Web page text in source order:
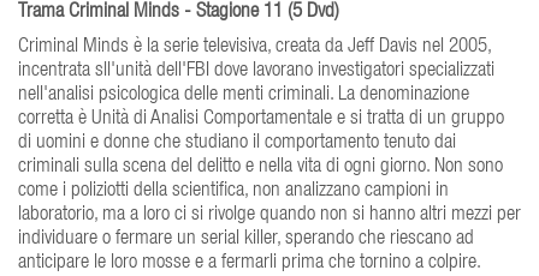
Trama Criminal Minds - Stagione 11 (5 Dvd)
Criminal Minds è la serie televisiva, creata da Jeff Davis nel 2005,
incentrata sll'unità dell'FBI dove lavorano investigatori specializzati
nell'analisi psicologica delle menti criminali. La denominazione
corretta è Unità di Analisi Comportamentale e si tratta di un gruppo
di uomini e donne che studiano il comportamento tenuto dai
criminali sulla scena del delitto e nella vita di ogni giorno. Non sono
come i poliziotti della scientifica, non analizzano campioni in
laboratorio, ma a loro ci si rivolge quando non si hanno altri mezzi per
individuare o fermare un serial killer, sperando che riescano ad
anticipare le loro mosse e a fermarli prima che tornino a colpire.